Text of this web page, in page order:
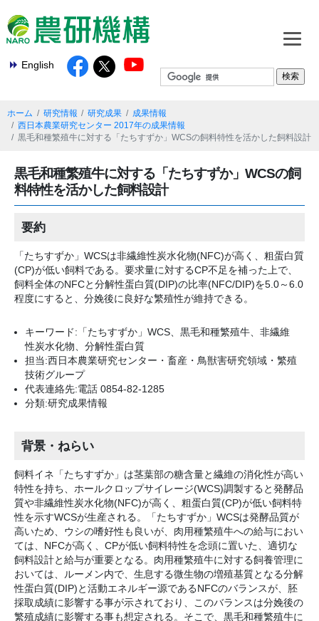
English
ホーム 研究情報 研究成果
成果情報
西日本農業研究センター 2017年の成果情報
黒毛和種繁殖牛に対する「たちすずか」WCSの飼料特性を活かした飼料設計
黒毛和種繁殖牛に対する「たちすずか」WCSの飼
料特性を活かした飼料設計
要約
「たちすずか」WCSは非繊維性炭水化物(NFC)が高く、粗蛋白質
(CP)が低い飼料である。要求量に対するCP不足を補った上で、
飼料全体のNFCと分解性蛋白質(DIP)の比率(NFC/DIP)を5.0～6.0
程度にすると、分娩後に良好な繁殖性が維持できる。
キーワード:「たちすずか」WCS、黒毛和種繁殖牛、非繊維
性炭水化物、分解性蛋白質
担当:西日本農業研究センター・畜産・鳥獣害研究領域・繁殖
技術グループ
代表連絡先:電話 0854-82-1285
分類:研究成果情報
背景・ねらい
飼料イネ「たちすずか」は茎葉部の糖含量と繊維の消化性が高い
特性を持ち、ホールクロップサイレージ(WCS)調製すると発酵品
質や非繊維性炭水化物(NFC)が高く、粗蛋白質(CP)が低い飼料特
性を示すWCSが生産される。「たちすずか」WCSは発酵品質が
高いため、ウシの嗜好性も良いが、肉用種繁殖牛への給与におい
ては、NFCが高く、CPが低い飼料特性を念頭に置いた、適切な
飼料設計と給与が重要となる。肉用種繁殖牛に対する飼養管理に
おいては、ルーメン内で、生息する微生物の増殖基質となる分解
性蛋白質(DIP)と活動エネルギー源であるNFCのバランスが、胚
採取成績に影響する事が示されており、このバランスは分娩後の
繁殖成績に影響する事も想定される。そこで、黒毛和種繁殖牛に